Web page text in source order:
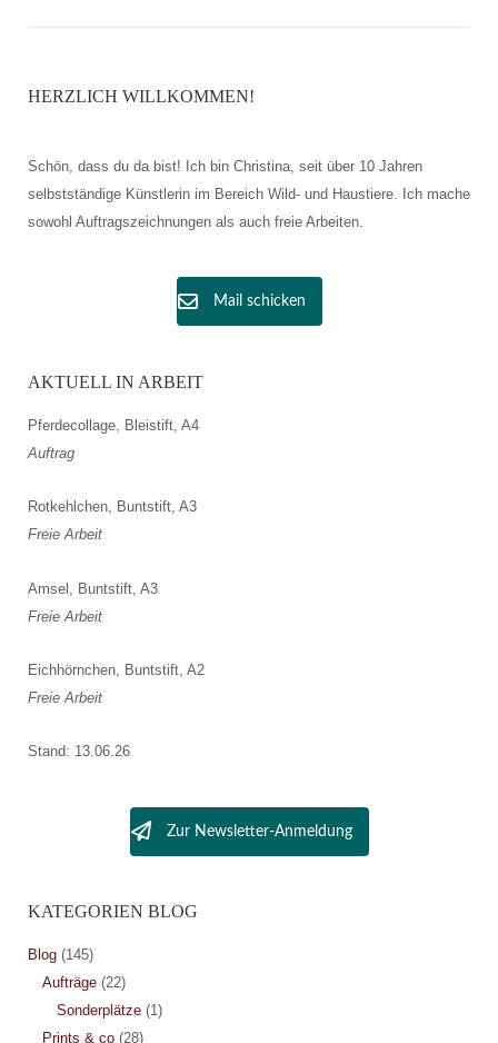
HERZLICH WILLKOMMEN!
Schön, dass du da bist! Ich bin Christina, seit über 10 Jahren
selbstständige Künstlerin im Bereich Wild- und Haustiere. Ich mache
sowohl Auftragszeichnungen als auch freie Arbeiten.
Mail schicken
AKTUELL IN ARBEIT
Pferdecollage, Bleistift, A4
Auftrag
Rotkehlchen, Buntstift, A3
Freie Arbeit
Amsel, Buntstift, A3
Freie Arbeit
Eichhörnchen, Buntstift, A2
Freie Arbeit
Stand: 13.06.26
Zur Newsletter-Anmeldung
KATEGORIEN BLOG
Blog(145)
Aufträge(22)
Sonderplätze(1)
Prints & co(28)